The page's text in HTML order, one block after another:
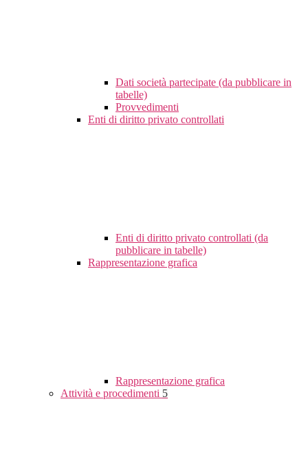
Dati società partecipate (da pubblicare in
tabelle)
Provvedimenti
Enti di diritto privato controllati
Enti di diritto privato controllati (da
pubblicare in tabelle)
Rappresentazione grafica
Rappresentazione grafica
Attività e procedimenti 5